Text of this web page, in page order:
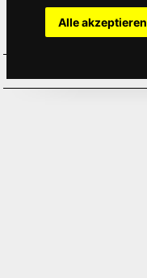
Alle akzeptieren